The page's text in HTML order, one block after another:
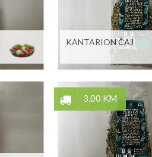
KANTARION ČAJ
3,00 KM